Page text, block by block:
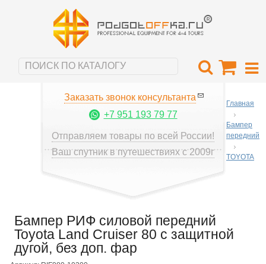
Заказать звонок консультанта
+7 951 193 79 77
Отправляем товары по всей России!
Ваш спутник в путешествиях с 2009г
Главная
Бампер
передний
TOYOTA
Бампер РИФ силовой передний
Toyota Land Cruiser 80 с защитной
дугой, без доп. фар